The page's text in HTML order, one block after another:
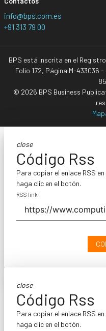
info@bps.com.es
+91 313 79 00
BPS está inscrita en el
Folio 172, Página M-433036
© 2026 BPS Business
close
Código Rss
Para copiar el enlace RSS
haga clic en el botón.
RSS link
close
Código Rss
Para copiar el enlace RSS
haga clic en el botón.